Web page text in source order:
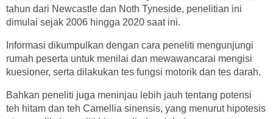
tahun dari Newcastle dan Noth Tyneside, penelitian ini
dimulai sejak 2006 hingga 2020 saat ini.
Informasi dikumpulkan dengan cara peneliti mengunjungi
rumah peserta untuk menilai dan mewawancarai mengisi
kuesioner, serta dilakukan tes fungsi motorik dan tes darah.
Bahkan peneliti juga meninjau lebih jauh tentang potensi
teh hitam dan teh Camellia sinensis, yang menurut hipotesis